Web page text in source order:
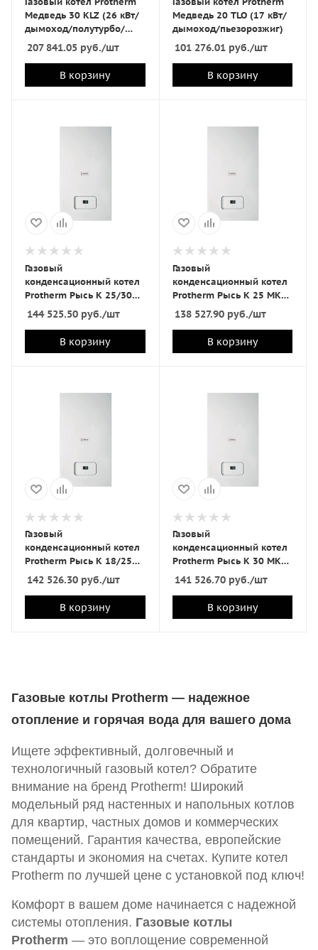
Медведь 30 KLZ (26 кВт/
дымоход/полутурбо/
эл.розжиг)
207 841.05 руб./шт
В корзину
Медведь 20 TLO (17 кВт/
дымоход/пьезорозжиг)
101 276.01руб./шт
В корзину
Газовый
конденсационный котел
Protherm Рысь К 25/30
MKV газ.(25 (30) кВт/
турбо/отопл+ГВС)
144 525.50 руб./шт
В корзину
Газовый
конденсационный котел
Protherm Рысь К 25 MKО
газ.(25 кВт/турбо/отопл)
138 527.90руб./шт
В корзину
Газовый
конденсационный котел
Protherm Рысь К 18/25
MKV газ.(18 (25) кВт/
турбо/отопл+ГВС)
142 526.30 руб./шт
В корзину
Газовый
конденсационный котел
Protherm Рысь К 30 MKО
газ.(30 кВт/турбо/отопл)
141 526.70руб./шт
В корзину
Газовые котлы Protherm — надежное
отопление и горячая вода для вашего дома
Ищете эффективный, долговечный и
технологичный газовый котел? Обратите
внимание на бренд Protherm! Широкий
модельный ряд настенных и напольных котлов
для квартир, частных домов и коммерческих
помещений. Гарантия качества, европейские
стандарты и экономия на счетах. Купите котел
Protherm по лучшей цене с установкой под ключ!
Комфорт в вашем доме начинается с надежной
системы отопления. Газовые котлы
Protherm — это воплощение современной